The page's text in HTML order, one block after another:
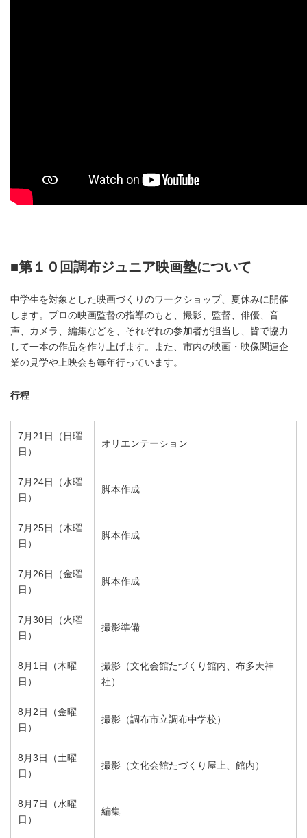
■第１０回調布ジュニア映画塾について
中学生を対象とした映画づくりのワークショップ、夏休みに開催
します。プロの映画監督の指導のもと、撮影、監督、俳優、音
声、カメラ、編集などを、それぞれの参加者が担当し、皆で協力
して一本の作品を作り上げます。また、市内の映画・映像関連企
業の見学や上映会も毎年行っています。
行程
7月21日（日曜
日）
オリエンテーション
7月24日（水曜
日）
脚本作成
7月25日（木曜
日）
脚本作成
7月26日（金曜
日）
脚本作成
7月30日（火曜
日）
撮影準備
8月1日（木曜
日）
撮影（文化会館たづくり館内、布多天神
社）
8月2日（金曜
日）
撮影（調布市立調布中学校）
8月3日（土曜
日）
撮影（文化会館たづくり屋上、館内）
8月7日（水曜
日）
編集